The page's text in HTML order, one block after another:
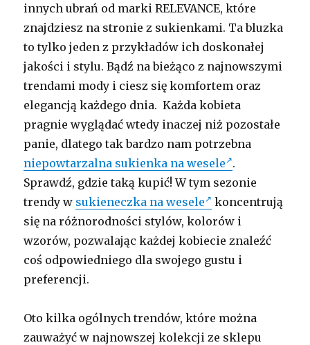
innych ubrań od marki RELEVANCE, które
znajdziesz na stronie z sukienkami. Ta bluzka
to tylko jeden z przykładów ich doskonałej
jakości i stylu. Bądź na bieżąco z najnowszymi
trendami mody i ciesz się komfortem oraz
elegancją każdego dnia. Każda kobieta
pragnie wyglądać wtedy inaczej niż pozostałe
panie, dlatego tak bardzo nam potrzebna
niepowtarzalna sukienka na wesele .
Sprawdź, gdzie taką kupić! W tym sezonie
trendy w sukieneczka na wesele
koncentrują
się na różnorodności stylów, kolorów i
wzorów, pozwalając każdej kobiecie znaleźć
coś odpowiedniego dla swojego gustu i
preferencji.
Oto kilka ogólnych trendów, które można
zauważyć w najnowszej kolekcji ze sklepu